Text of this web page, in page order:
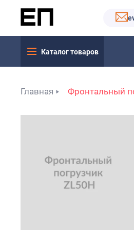
Каталог товаров
Главная Фронтальный